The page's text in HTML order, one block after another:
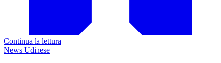
Continua la lettura
News Udinese